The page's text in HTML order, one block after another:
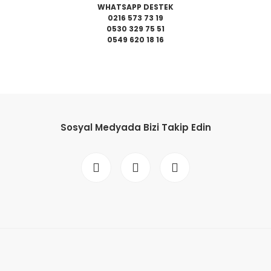
WHATSAPP DESTEK
0216 573 73 19
0530 329 75 51
0549 620 18 16
Sosyal Medyada Bizi Takip Edin